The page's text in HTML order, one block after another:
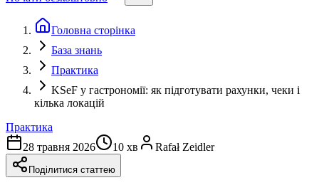
Головна сторінка
База знань
Практика
KSeF у гастрономії: як підготувати рахунки, чеки і
кілька локацій
Практика
28 травня 2026
10 хв Rafał Zeidler
Поділитися статтею